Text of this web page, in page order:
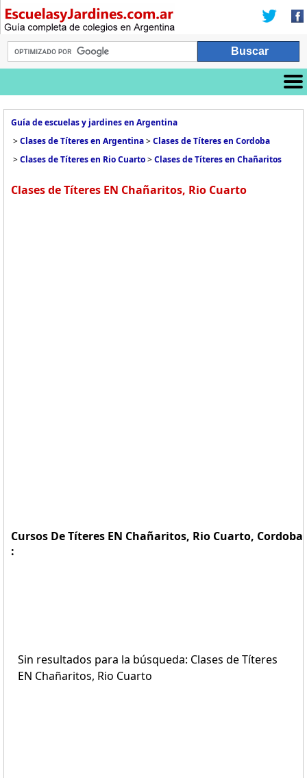
Guía de escuelas y jardines en Argentina
>Clases de Títeres en Argentina>Clases de Títeres en Cordoba
>Clases de Títeres en Rio Cuarto>Clases de Títeres en Chañaritos
Clases de Títeres EN Chañaritos, Rio Cuarto
Cursos De Títeres EN Chañaritos, Rio Cuarto, Cordoba
:
Sin resultados para la búsqueda: Clases de Títeres
EN Chañaritos, Rio Cuarto